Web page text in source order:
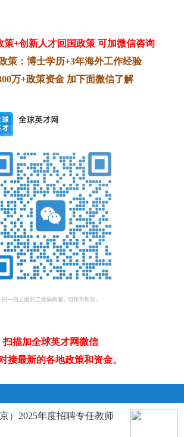
策+创新人才回国政策 可加微信咨询
策：博士学历+3年海外工作经验
万+政策资金 加下面微信了解
扫描加全球英才网微信
接最新的各地政策和资金。
）2025年度招聘专任教师